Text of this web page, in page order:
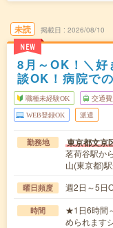
未読
NEW
掲載日 2026/08/10
8月～OK！＼好
談OK！病院で
職種未経験OK 交通
WEB登録OK 派遣
勤務地 東京都文京
茗荷谷駅か
山(東京都)
曜日頻度 週2日～5
時間
★1日6時間
められます